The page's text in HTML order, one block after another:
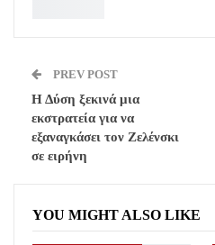
PREV POST
Η Δύση ξεκινά μια
εκστρατεία για να
εξαναγκάσει τον Ζελένσκι
σε ειρήνη
YOU MIGHT ALSO LIKE